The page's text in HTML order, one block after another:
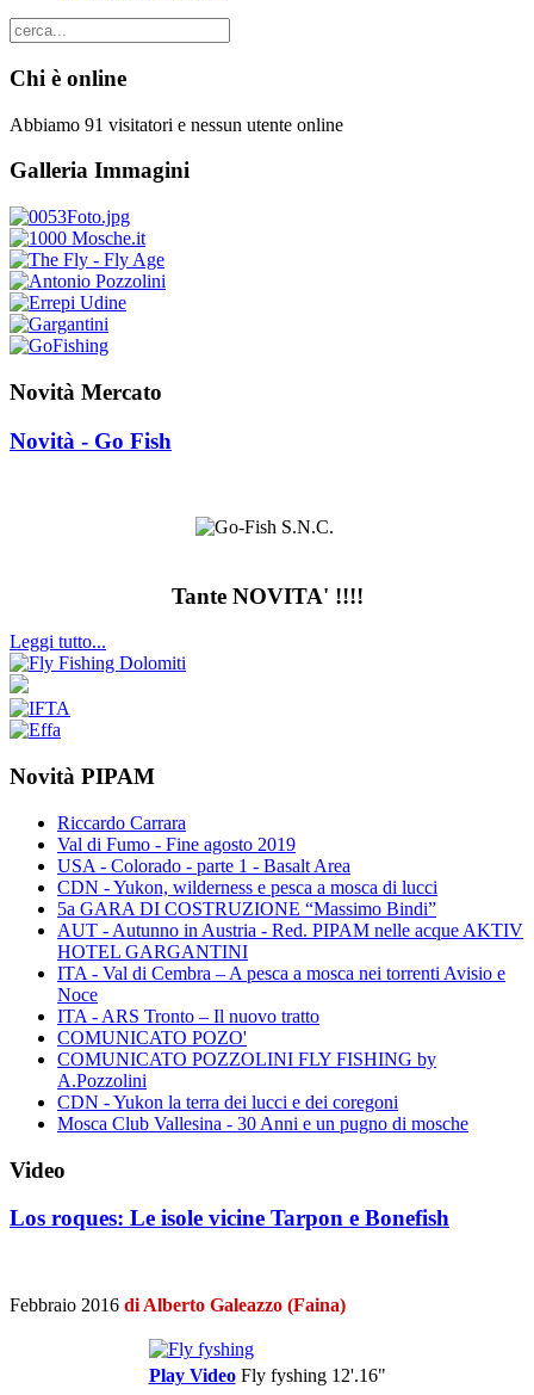
Chi è online
Abbiamo 91 visitatori e nessun utente online
Galleria Immagini
Novità Mercato
Novità - Go Fish
Tante NOVITA' !!!!
Leggi tutto...
Novità PIPAM
Riccardo Carrara
Val di Fumo - Fine agosto 2019
USA - Colorado - parte 1 - Basalt Area
CDN - Yukon, wilderness e pesca a mosca di lucci
5a GARA DI COSTRUZIONE “Massimo Bindi”
AUT - Autunno in Austria - Red. PIPAM nelle acque AKTIV
HOTEL GARGANTINI
ITA - Val di Cembra – A pesca a mosca nei torrenti Avisio e
Noce
ITA - ARS Tronto – Il nuovo tratto
COMUNICATO POZO'
COMUNICATO POZZOLINI FLY FISHING by
A.Pozzolini
CDN - Yukon la terra dei lucci e dei coregoni
Mosca Club Vallesina - 30 Anni e un pugno di mosche
Video
Los roques: Le isole vicine Tarpon e Bonefish
Febbraio 2016 di Alberto Galeazzo (Faina)
Play Video Fly fyshing 12'.16"